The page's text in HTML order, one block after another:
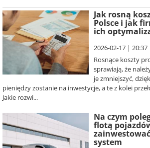
Jak rosną
Polsce i jak
ich
2026-02-17 | 20:37
Rosnące koszty
sprawiają, że
je zmniejszyć,
pieniędzy zostanie na inwestycje, a te z kolei
Jakie rozwi...
Na czym
flotą
system